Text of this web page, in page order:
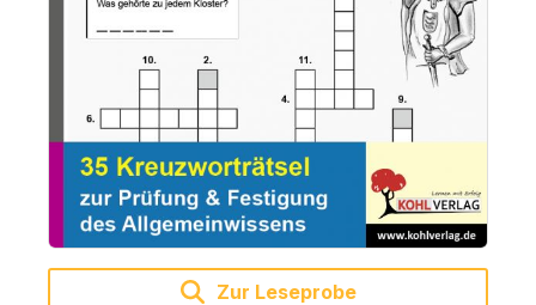
Zur Leseprobe